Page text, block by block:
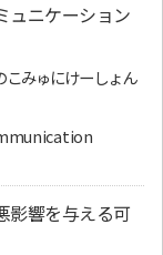
ュニケーション
こみゅにけーしょん
影響を与える可